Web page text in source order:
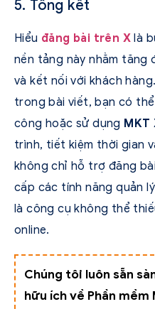
5. Tổng kết
Hiểu đăng bài trên X là
nền tảng này nhằm tăng
và kết nối với khách
trong bài viết, bạn có
công hoặc sử dụng MKT
trình, tiết kiệm thời gian
không chỉ hỗ trợ đăng
cấp các tính năng quản
là công cụ không thể
online.
Chúng tôi luôn sẵn
hữu ích về Phần mềm